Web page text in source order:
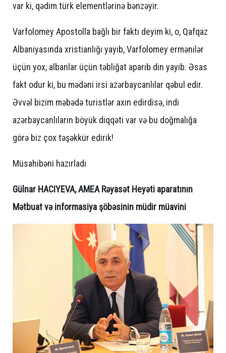
var ki, qədim türk elementlərinə bənzəyir.
Varfolomey Apostolla bağlı bir faktı deyim ki, o, Qafqaz
Albaniyasında xristianlığı yayıb, Varfolomey ermənilər
üçün yox, albanlar üçün təbliğat aparıb din yayıb. Əsas
fakt odur ki, bu mədəni irsi azərbaycanlılar qəbul edir.
Əvvəl bizim məbədə turistlər axın edirdisə, indi
azərbaycanlıların böyük diqqəti var və bu doğmalığa
görə biz çox təşəkkür edirik!
Müsahibəni hazırladı
Gülnar HACIYEVA, AMEA Rəyasət Heyəti aparatının
Mətbuat və informasiya şöbəsinin müdir müavini